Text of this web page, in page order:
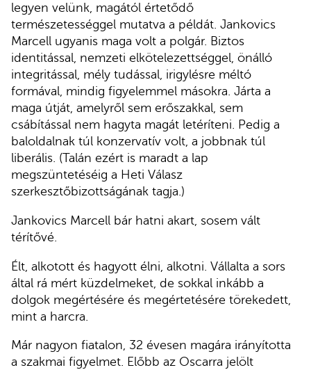
legyen velünk, magától értetődő
természetességgel mutatva a példát. Jankovics
Marcell ugyanis maga volt a polgár. Biztos
identitással, nemzeti elkötelezettséggel, önálló
integritással, mély tudással, irigylésre méltó
formával, mindig figyelemmel másokra. Járta a
maga útját, amelyről sem erőszakkal, sem
csábítással nem hagyta magát letéríteni. Pedig a
baloldalnak túl konzervatív volt, a jobbnak túl
liberális. (Talán ezért is maradt a lap
megszüntetéséig a Heti Válasz
szerkesztőbizottságának tagja.)
Jankovics Marcell bár hatni akart, sosem vált
térítővé.
Élt, alkotott és hagyott élni, alkotni. Vállalta a sors
által rá mért küzdelmeket, de sokkal inkább a
dolgok megértésére és megértetésére törekedett,
mint a harcra.
Már nagyon fiatalon, 32 évesen magára irányította
a szakmai figyelmet. Előbb az Oscarra jelölt